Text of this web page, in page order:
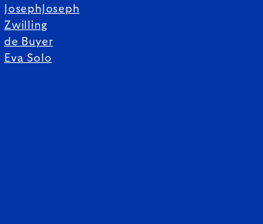
JosephJoseph
Zwilling
de Buyer
Eva Solo